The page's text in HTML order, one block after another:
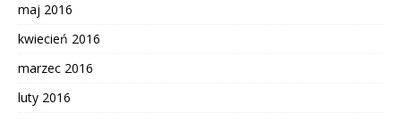
maj 2016
kwiecień 2016
marzec 2016
luty 2016